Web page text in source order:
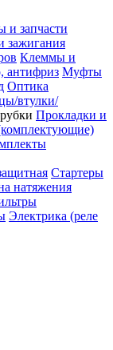
и запчасти
зажигания
Клеммы и
антифриз Муфты
Оптика
втулки/
Прокладки и
Стартеры
натяжения
Электрика (реле